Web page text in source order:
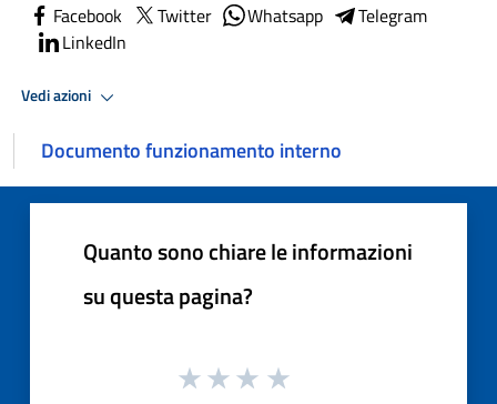
Facebook Twitter Whatsapp
Telegram
LinkedIn
Vedi azioni
Documento funzionamento interno
Quanto sono chiare le informazioni
su questa pagina?